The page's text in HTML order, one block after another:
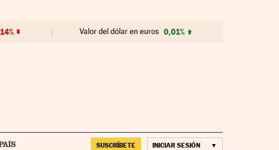
Valor del dólar en euros 0,01%
SUSCRÍBETE INICIAR SESIÓN